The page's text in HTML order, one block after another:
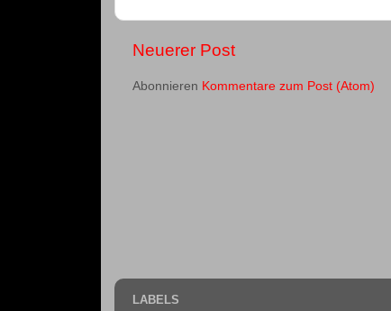
Neuerer Post
Abonnieren Kommentare zum Post (Atom)
LABELS